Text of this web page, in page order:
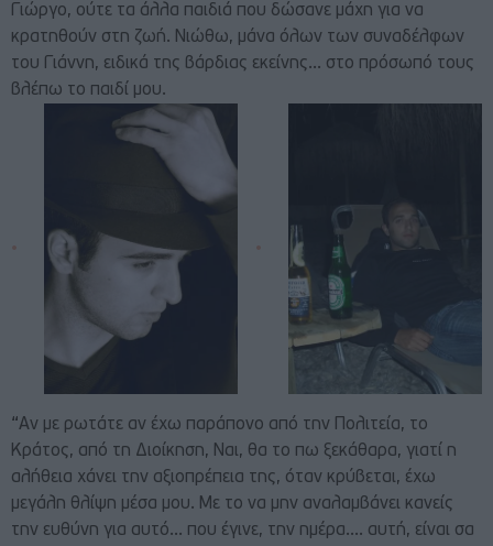
Γιώργο, ούτε τα άλλα παιδιά που δώσανε μάχη για να
κρατηθούν στη ζωή. Νιώθω, μάνα όλων των συναδέλφων
του Γιάννη, ειδικά της βάρδιας εκείνης… στο πρόσωπό τους
βλέπω το παιδί μου.
“Αν με ρωτάτε αν έχω παράπονο από την Πολιτεία, το
Κράτος, από τη Διοίκηση, Ναι, θα το πω ξεκάθαρα, γιατί η
αλήθεια χάνει την αξιοπρέπεια της, όταν κρύβεται, έχω
μεγάλη θλίψη μέσα μου. Με το να μην αναλαμβάνει κανείς
την ευθύνη για αυτό… που έγινε, την ημέρα…. αυτή, είναι σα